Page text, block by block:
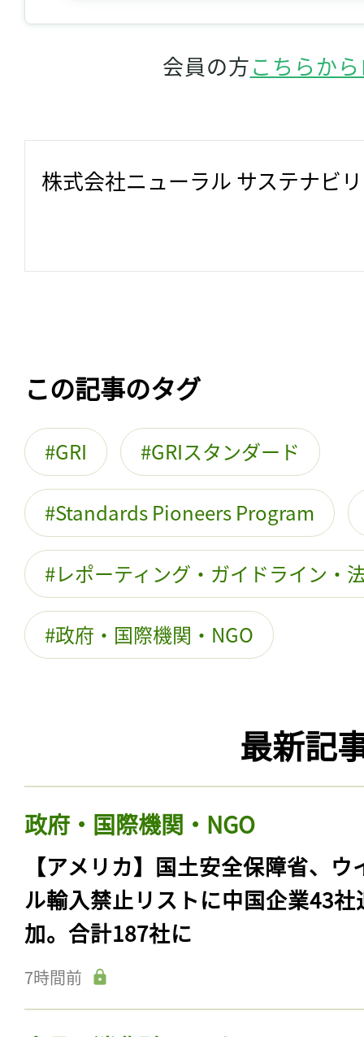
会員の方こちらか
株式会社ニューラル サステナビ
この記事のタグ
GRI GRIスタンダード
Standards Pioneers Program
レポーティング・ガイドライン・
政府・国際機関・NGO
最新記
政府・国際機関・NGO
【アメリカ】国土安全保障省、ウ
ル輸入禁止リストに中国企業43社
加。合計187社に
7時間前